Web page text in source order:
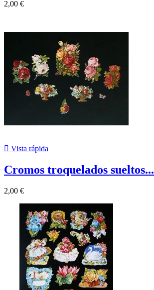
2,00 €
 Vista rápida
Cromos troquelados sueltos...
2,00 €